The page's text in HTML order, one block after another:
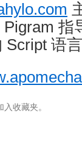
Pigram 指
Script 语
入收藏夹。